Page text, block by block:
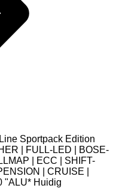
Sportpack Edition
| FULL-LED | BOSE-
| ECC | SHIFT-
| CRUISE |
"ALU* Huidig